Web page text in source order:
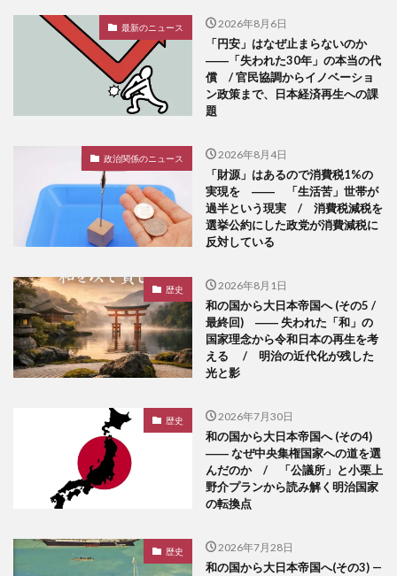
最新のニュース 2026年8月6日
「円安」はなぜ止まらないのか
――「失われた30年」の本当の代
償 / 官民協調からイノベーショ
ン政策まで、日本経済再生への課
題
政治関係のニュース 2026年8月4日
「財源」はあるので消費税1%の
実現を ―― 「生活苦」世帯が
過半という現実 / 消費税減税を
選挙公約にした政党が消費減税に
反対している
歴史 2026年8月1日
和の国から大日本帝国へ (その5 /
最終回) ―― 失われた「和」の
国家理念から令和日本の再生を考
える / 明治の近代化が残した
光と影
歴史 2026年7月30日
和の国から大日本帝国へ (その4)
―― なぜ中央集権国家への道を選
んだのか / 「公議所」と小栗上
野介プランから読み解く明治国家
の転換点
歴史 2026年7月28日
和の国から大日本帝国へ(その3) —